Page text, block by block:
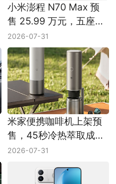
小米澎程 N70 Max 预
售 25.99 万元，五座与
N90 怎么选
2026-07-31
米家便携咖啡机上架预
售，45秒冷热萃取成新
卖点
2026-07-31